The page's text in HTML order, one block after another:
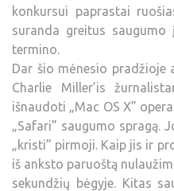
konkursui paprastai
suranda greitus saugumo
termino.
Dar šio mėnesio pradžioje
Charlie Miller’is
išnaudoti „Mac OS X”
„Safari” saugumo spragą.
„kristi” pirmoji. Kaip jis ir
iš anksto paruoštą
sekundžių bėgyje. Kitas